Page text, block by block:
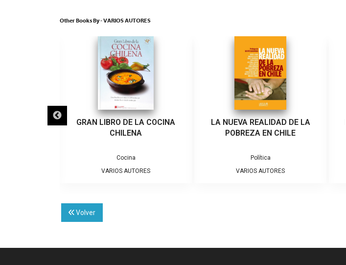
Other Books By - VARIOS AUTORES
GRAN LIBRO DE LA COCINA
CHILENA
Cocina
VARIOS AUTORES
LA NUEVA REALIDAD DE LA
POBREZA EN CHILE
Política
VARIOS AUTORES
Volver